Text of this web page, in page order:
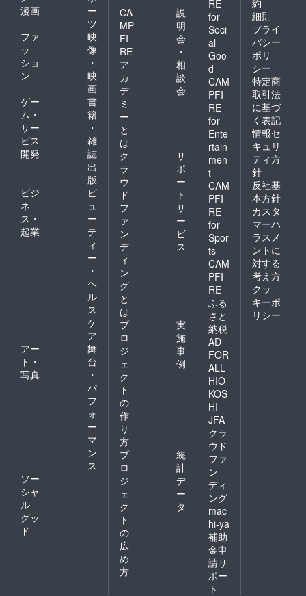
漫画
ー
ツ
ファ
ッ
ショ
ン
映
像
・
映
画
ゲー
ム・
サー
ビス
開発
書
籍
・
雑
誌
出
版
ビジ
ネ
ス・
起業
ビ
ュ
ー
テ
ィ
ー
・
ヘ
ル
ス
ケ
ア
アー
ト・
写真
舞
台
・
パ
フ
ォ
ー
マ
ン
ス
ソー
シャ
ル
グッ
ド
CA
MP
FI
RE
ア
カ
デ
ミ
ー
と
は
説
明
会
・
相
談
会
ク
ラ
ウ
ド
フ
ァ
ン
デ
ィ
ン
グ
と
は
サ
ポ
ー
ト
サ
ー
ビ
ス
プ
ロ
ジ
ェ
ク
ト
の
作
り
方
実
施
事
例
プ
ロ
ジ
ェ
ク
ト
の
広
め
方
統
計
デ
ー
タ
RE
for
Soci
al
Goo
d
CAM
PFI
RE
for
Ente
rtain
men
t
CAM
PFI
RE
for
Spor
ts
CAM
PFI
RE
ふる
さと
納税
AD
FOR
ALL
HIO
KOS
HI
JFA
クラ
ウド
ファ
ン
ディ
ング
mac
hi-ya
補助
金申
請サ
ポー
ト
細則
プライ
バシー
ポリ
シー
特定商
取引法
に基づ
く表記
情報セ
キュリ
ティ方
針
反社基
本方針
カスタ
マーハ
ラスメ
ントに
対する
考え方
クッ
キーポ
リシー